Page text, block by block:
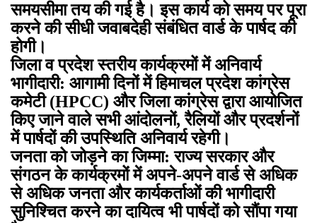
समयसीमा तय की गई है। इस कार्य को समय पर पूरा
करने की सीधी जवाबदेही संबंधित वार्ड के पार्षद की
होगी।
जिला व प्रदेश स्तरीय कार्यक्रमों में अनिवार्य
भागीदारी: आगामी दिनों में हिमाचल प्रदेश कांग्रेस
कमेटी (HPCC) और जिला कांग्रेस द्वारा आयोजित
किए जाने वाले सभी आंदोलनों, रैलियों और प्रदर्शनों
में पार्षदों की उपस्थिति अनिवार्य रहेगी।
जनता को जोड़ने का जिम्मा: राज्य सरकार और
संगठन के कार्यक्रमों में अपने-अपने वार्ड से अधिक
से अधिक जनता और कार्यकर्ताओं की भागीदारी
सुनिश्चित करने का दायित्व भी पार्षदों को सौंपा गया